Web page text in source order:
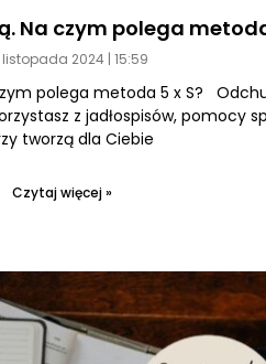
Na czym polega
listopada 2024 15:59
polega metoda 5 x S?
z jadłospisów, pomocy
tworzą dla Ciebie
Czytaj więcej »